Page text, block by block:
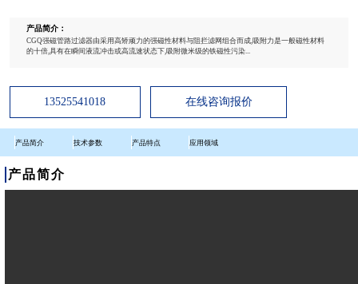
产品简介：
CGQ强磁管路过滤器由采用高矫顽力的强磁性材料与阻拦滤网组合而成,吸附力是一般磁性材料
的十倍,具有在瞬间液流冲击或高流速状态下,吸附微米级的铁磁性污染...
13525541018 在线咨询报价
产品简介 技术参数 产品特点 应用领域
产品简介